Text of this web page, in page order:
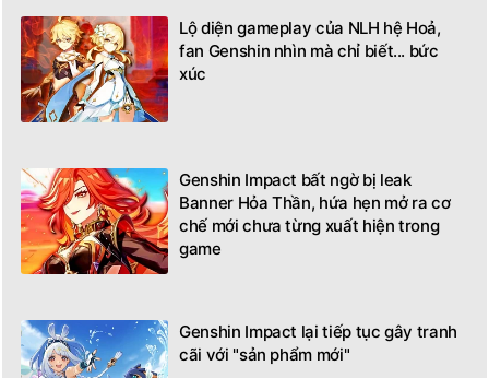
Lộ diện gameplay của NLH hệ Hoả,
fan Genshin nhìn mà chỉ biết... bức
xúc
Genshin Impact bất ngờ bị leak
Banner Hỏa Thần, hứa hẹn mở ra cơ
chế mới chưa từng xuất hiện trong
game
Genshin Impact lại tiếp tục gây tranh
cãi với "sản phẩm mới"